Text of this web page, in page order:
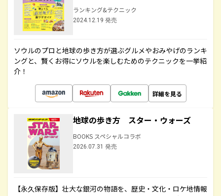
ランキング&テクニック
2024.12.19 発売
ソウルのプロと地球の歩き方が選ぶグルメやおみやげのランキ
ングと、賢くお得にソウルを楽しむためのテクニックを一挙紹
介！
詳細を見る
地球の歩き方 スター・ウォーズ
BOOKS スペシャルコラボ
2026.07.31 発売
【永久保存版】壮大な銀河の物語を、歴史・文化・ロケ地情報